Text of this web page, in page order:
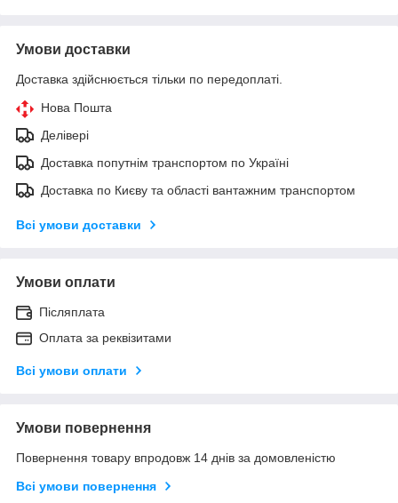
Умови доставки
Доставка здійснюється тільки по передоплаті.
Нова Пошта
Делівері
Доставка попутнім транспортом по Україні
Доставка по Києву та області вантажним транспортом
Всі умови доставки
Умови оплати
Післяплата
Оплата за реквізитами
Всі умови оплати
Умови повернення
Повернення товару впродовж 14 днів за домовленістю
Всі умови повернення